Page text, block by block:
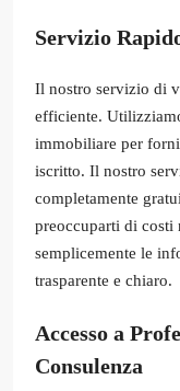
Servizio
Il nostro servizio di
efficiente.
immobiliare per
iscritto. Il nostro
completamente
preoccuparti di
semplicemente le
trasparente e chiaro.
Accesso a
Consulenza